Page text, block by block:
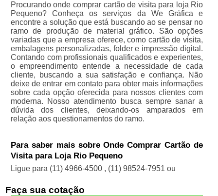
Procurando onde comprar cartão de visita para loja Rio
Pequeno? Conheça os serviços da We Gráfica e
encontre a solução que está buscando ao se pensar no
ramo de produção de material gráfico. São opções
variadas que a empresa oferece, como cartão de visita,
embalagens personalizadas, folder e impressão digital.
Contando com profissionais qualificados e experientes,
o empreendimento entende a necessidade de cada
cliente, buscando a sua satisfação e confiança. Não
deixe de entrar em contato para obter mais informações
sobre cada opção oferecida para nossos clientes com
moderna. Nosso atendimento busca sempre sanar a
dúvida dos clientes, deixando-os amparados em
relação aos questionamentos do ramo.
Para saber mais sobre Onde Comprar Cartão de
Visita para Loja Rio Pequeno
Ligue para (11) 4966-4500 , (11) 98524-7951 ou
Faça sua cotação